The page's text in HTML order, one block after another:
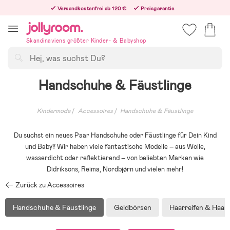
innehållet
Versandkostenfrei ab 120 €
Preisgarantie
Bestelle jetzt – wir versenden noch am selben Werktag!
Skandinaviens größter Kinder- & Babyshop
Handschuhe & Fäustlinge
Kindermode Accessoires Handschuhe & Fäustlinge
Du suchst ein neues Paar Handschuhe oder Fäustlinge für Dein Kind
und Baby? Wir haben viele fantastische Modelle – aus Wolle,
wasserdicht oder reflektierend – von beliebten Marken wie
Didriksons, Reima, Nordbjørn und vielen mehr!
Zurück zu Accessoires
Handschuhe & Fäustlinge Geldbörsen Haarreifen &